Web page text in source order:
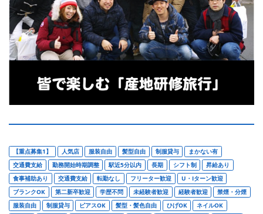
【重点募集1】 人気店 服装自由 髪型自由 制服貸与
まかない有
交通費支給
勤務開始時期調整 駅近5分以内 長期 シフト制
昇給あり
食事補助あり
交通費支給 転勤なし フリーター歓迎
U・Iターン歓迎
ブランクOK
第二新卒歓迎 学歴不問 未経験者歓迎 経験者歓迎
禁煙・分煙
服装自由
制服貸与 ピアスOK 髪型・髪色自由 ひげOK
ネイルOK